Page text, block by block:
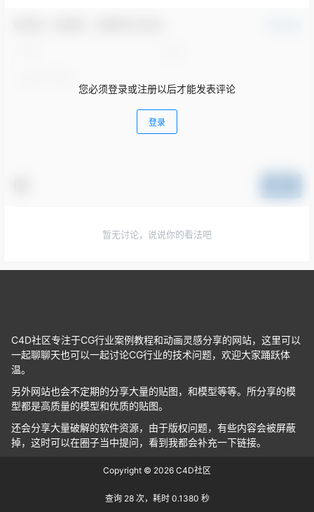
您必须登录或注册以后才能发表评论
登录
暂无讨论，说说你的看法吧
C4D社区专注于CG行业案例教程和动画灵感分享的网站，这里可以
一起聊聊天也可以一起讨论CG行业的技术问题，欢迎大家踊跃体
温。
另外网站也会不定期的分享大量的贴图，和模型等等。所分享的模
型都是高质量的模型和优质的贴图。
还会分享大量破解的软件资源，由于版权问题，有些内容会被屏蔽
掉，这时可以在圈子当中提问，看到我都会补充一下链接。
Copyright © 2026 C4D社区
查询 28 次，耗时 0.1380 秒